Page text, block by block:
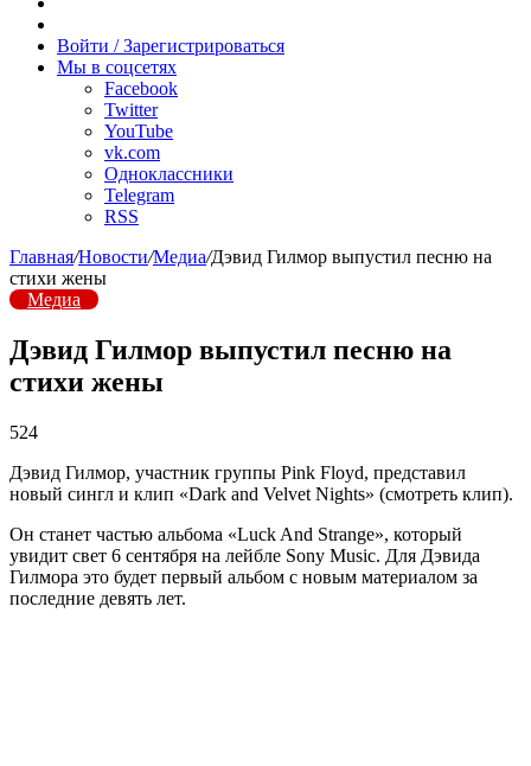
радио
Войти / Зарегистрироваться
Мы в соцсетях
Facebook
Twitter
YouTube
vk.com
Одноклассники
Telegram
RSS
Главная/Новости/Медиа/Дэвид Гилмор выпустил песню на
стихи жены
Медиа
Дэвид Гилмор выпустил песню на
стихи жены
524
Дэвид Гилмор, участник группы Pink Floyd, представил
новый сингл и клип «Dark and Velvet Nights» (смотреть клип).
Он станет частью альбома «Luck And Strange», который
увидит свет 6 сентября на лейбле Sony Music. Для Дэвида
Гилмора это будет первый альбом с новым материалом за
последние девять лет.